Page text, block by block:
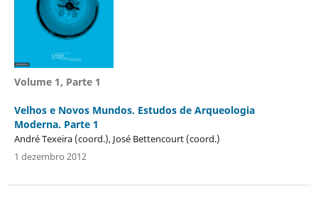
Volume 1, Parte 1
Velhos e Novos Mundos. Estudos de Arqueologia
Moderna. Parte 1
André Texeira (coord.), José Bettencourt (coord.)
1 dezembro 2012